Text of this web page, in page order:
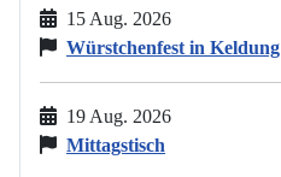
15 Aug. 2026
Würstchenfest in Keldung
19 Aug. 2026
Mittagstisch